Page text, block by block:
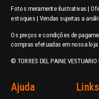
Fotos meramente ilustrativas |
estoques | Vendas sujeitas a
Os preços e condições de
compras efetuadas em nossa loja
© TORRES DEL PAINE
Ajuda